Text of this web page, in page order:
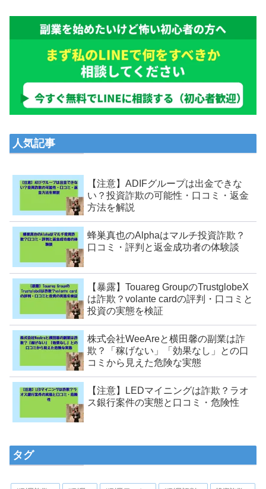
人気記事
【注意】ADIFグループは出金できな
い？投資詐欺の可能性・口コミ・返金
方法を解説
蜂巣真也のAlphaはマルチ投資詐欺？
口コミ・評判と返金成功者の体験談
【暴露】Touareg GroupのTrustglobeX
は詐欺？volante cardの評判・口コミと
投資の実態を検証
株式会社WeeAreと横田馨の副業は詐
欺？「稼げない」「効果なし」との口
コミから見えた危険な実態
【注意】LEDマイニングは詐欺？ラオ
ス銀行案件の実態と口コミ・危険性
タグ